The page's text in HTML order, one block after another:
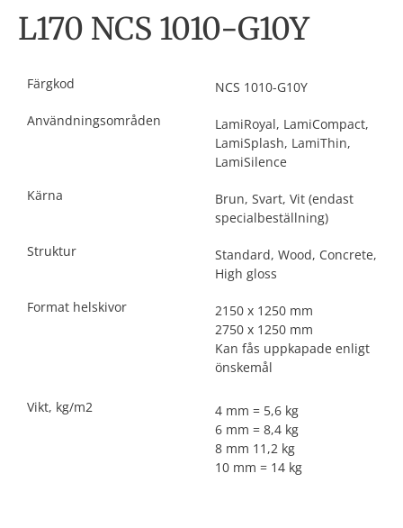
L170 NCS 1010-G10Y
Färgkod
NCS 1010-G10Y
Användningsområden
LamiRoyal, LamiCompact,
LamiSplash, LamiThin,
LamiSilence
Kärna
Brun, Svart, Vit (endast
specialbeställning)
Struktur
Standard, Wood, Concrete,
High gloss
Format helskivor
2150 x 1250 mm
2750 x 1250 mm
Kan fås uppkapade enligt
önskemål
Vikt, kg/m2
4 mm = 5,6 kg
6 mm = 8,4 kg
8 mm 11,2 kg
10 mm = 14 kg